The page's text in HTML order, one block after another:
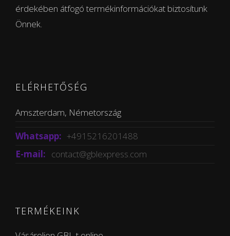
érdekében átfogó termékinformációkat biztosítunk
Önnek.
ELÉRHETŐSÉG
Amszterdam, Németország
Whatsapp: +4915216201488
E-mail: contact@gblexpress.com
TERMÉKEINK